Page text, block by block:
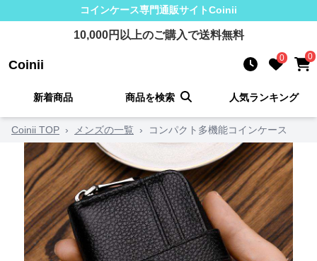
コインケース専門通販サイトCoinii
10,000円以上のご購入で送料無料
Coinii 0 0
新着商品 商品を検索 人気ランキング
Coinii TOP › メンズの一覧 › コンパクト多機能コインケース